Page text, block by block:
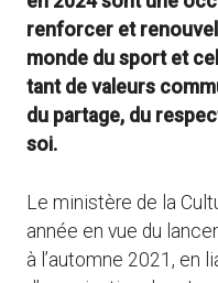
renforcer et
monde du sport et
tant de valeurs
du partage, du
soi.
Le ministère de la
année en vue du
à l’automne 2021, en